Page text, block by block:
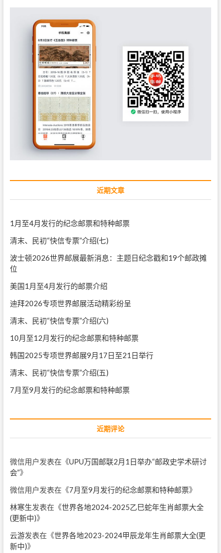
近期文章
1月至4月发行的纪念邮票和特种邮票
清末、民初“快信专票”介绍(七)
波士顿2026世界邮展最新消息：主题日纪念戳和19个邮政摊
位
美国1月至4月发行的邮票介绍
迪拜2026专项世界邮展活动精彩纷呈
清末、民初“快信专票”介绍(六)
10月至12月发行的纪念邮票和特种邮票
韩国2025专项世界邮展9月17日至21日举行
清末、民初“快信专票”介绍(五)
7月至9月发行的纪念邮票和特种邮票
近期评论
微信用户发表在《UPU万国邮联2月1日举办“邮政史学术研讨
会”》
微信用户发表在《7月至9月发行的纪念邮票和特种邮票》
林寒生发表在《世界各地2024-2025乙巳蛇年生肖邮票大全
(更新中)》
云游发表在《世界各地2023-2024甲辰龙年生肖邮票大全(更
新中)》